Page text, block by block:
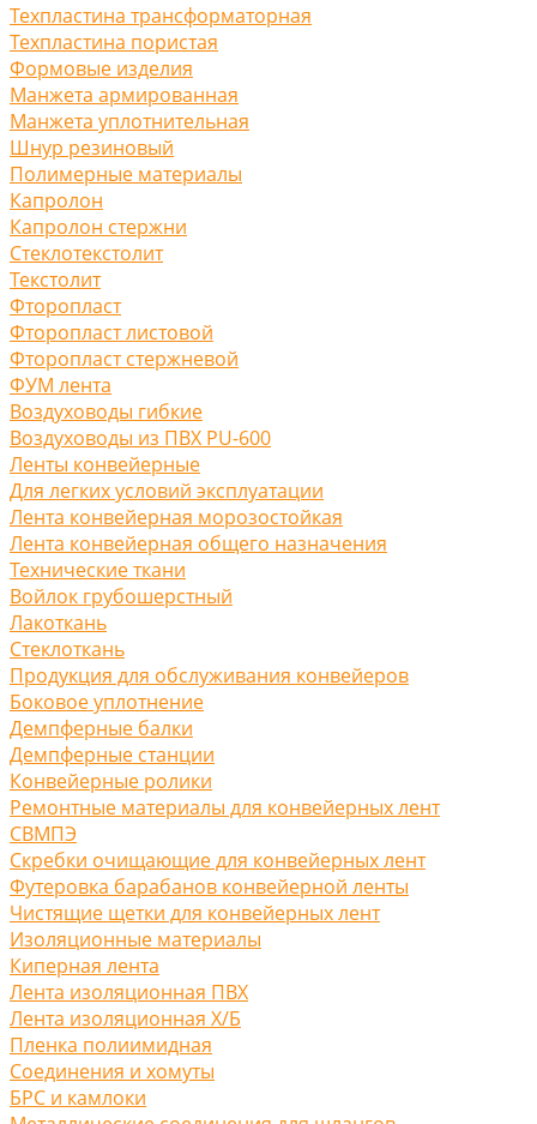
Техпластина трансформаторная
Техпластина пористая
Формовые изделия
Манжета армированная
Манжета уплотнительная
Шнур резиновый
Полимерные материалы
Капролон
Капролон стержни
Стеклотекстолит
Текстолит
Фторопласт
Фторопласт листовой
Фторопласт стержневой
ФУМ лента
Воздуховоды гибкие
Воздуховоды из ПВХ PU-600
Ленты конвейерные
Для легких условий эксплуатации
Лента конвейерная морозостойкая
Лента конвейерная общего назначения
Технические ткани
Войлок грубошерстный
Лакоткань
Стеклоткань
Продукция для обслуживания конвейеров
Боковое уплотнение
Демпферные балки
Демпферные станции
Конвейерные ролики
Ремонтные материалы для конвейерных лент
СВМПЭ
Скребки очищающие для конвейерных лент
Футеровка барабанов конвейерной ленты
Чистящие щетки для конвейерных лент
Изоляционные материалы
Киперная лента
Лента изоляционная ПВХ
Лента изоляционная Х/Б
Пленка полиимидная
Соединения и хомуты
БРС и камлоки